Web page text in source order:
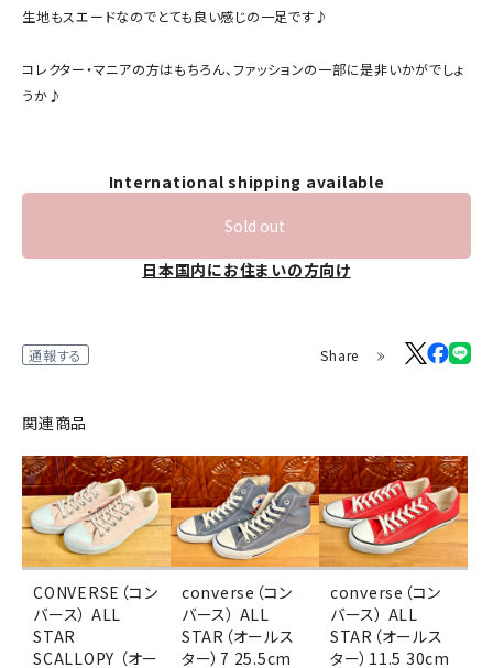
生地もスエードなのでとても良い感じの一足です♪
コレクター・マニアの方はもちろん、ファッションの一部に是非いかがでしょ
うか♪
International shipping available
Sold out
日本国内にお住まいの方向け
通報する Share
関連商品
CONVERSE（コン
バース） ALL
STAR
SCALLOPY （オー
converse（コン
バース） ALL
STAR（オールス
ター）7 25.5cm
converse（コン
バース） ALL
STAR（オールス
ター）11.5 30cm